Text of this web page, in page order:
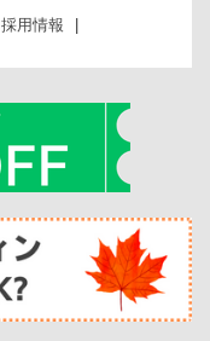
採用情報